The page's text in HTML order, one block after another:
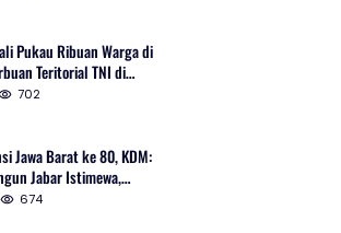
Pukau Ribuan Warga di
Teritorial TNI di
702
Jawa Barat ke 80, KDM:
Jabar Istimewa,
Ditata
674